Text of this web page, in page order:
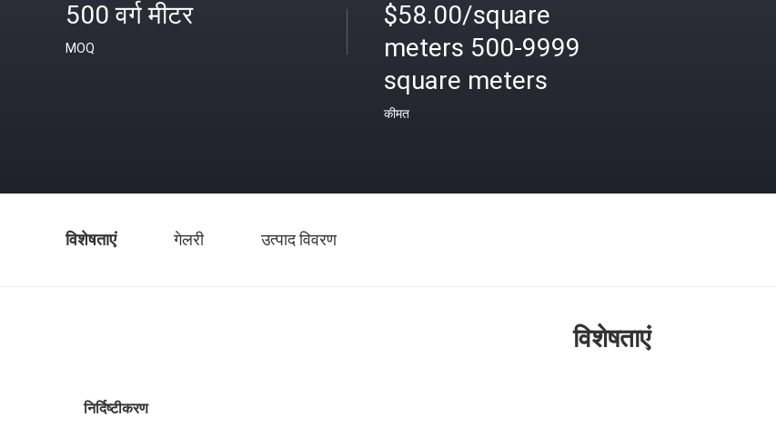
500 वर्ग मीटर
MOQ
$58.00/square
meters 500-9999
square meters
कीमत
विशेषताएं गेलरी उत्पाद विवरण
विशेषताएं
निर्दिष्टीकरण